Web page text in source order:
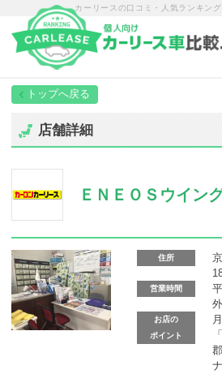
カーリースの口コミ・人気ランキン
トップページ
エリア別ランキング
エリア別店舗一覧
車種から選ぶ
店舗詳細
ＥＮＥＯＳウイン
住所
営業時間
お店の
ポイント